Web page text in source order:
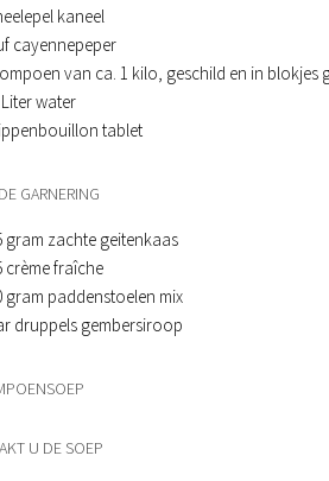
kaneel
cayennepeper
van ca. 1 kilo, geschild en in blokjes
water
tablet
GARNERING
gram zachte geitenkaas
crème fraîche
gram paddenstoelen mix
druppels gembersiroop
U DE SOEP